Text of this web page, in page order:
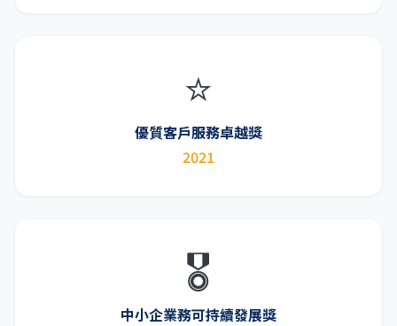
⭐
優質客戶服務卓越獎
2021
🎖️
中小企業務可持續發展獎